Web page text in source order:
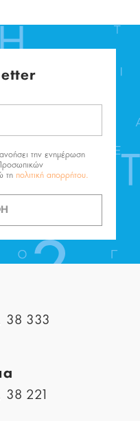
την ενημέρωση
τη πολιτική απορρήτου.
38 333
38 221